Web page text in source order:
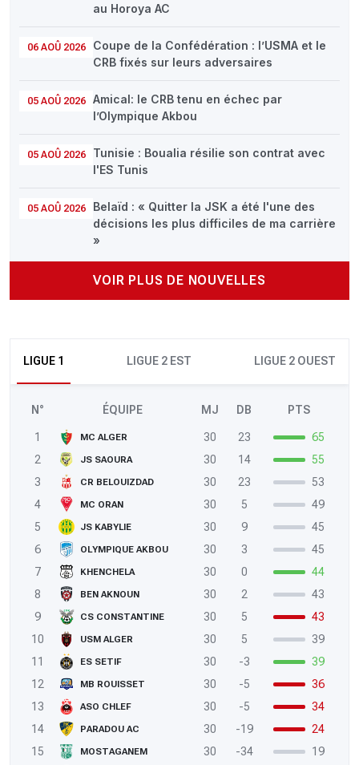
au Horoya AC
06 AOÛ 2026
Coupe de la Confédération : l’USMA et le
CRB fixés sur leurs adversaires
05 AOÛ 2026
Amical: le CRB tenu en échec par
l’Olympique Akbou
05 AOÛ 2026
Tunisie : Boualia résilie son contrat avec
l'ES Tunis
05 AOÛ 2026
Belaïd : « Quitter la JSK a été l'une des
décisions les plus difficiles de ma carrière
»
VOIR PLUS DE NOUVELLES
LIGUE 1 LIGUE 2 EST LIGUE 2 OUEST
N° ÉQUIPE MJ DB PTS
1 MC ALGER 30 23
65
2
JS SAOURA 30 14
55
3
CR BELOUIZDAD 30 23
53
4
MC ORAN 30 5
49
5
JS KABYLIE 30 9
45
6
OLYMPIQUE AKBOU 30 3
45
7
KHENCHELA 30 0
44
8
BEN AKNOUN 30 2
43
9
CS CONSTANTINE 30 5
43
10
USM ALGER 30 5
39
11
ES SETIF 30 -3
39
12
MB ROUISSET 30 -5
36
13
ASO CHLEF 30 -5
34
14
PARADOU AC 30 -19
24
15
MOSTAGANEM 30 -34
19